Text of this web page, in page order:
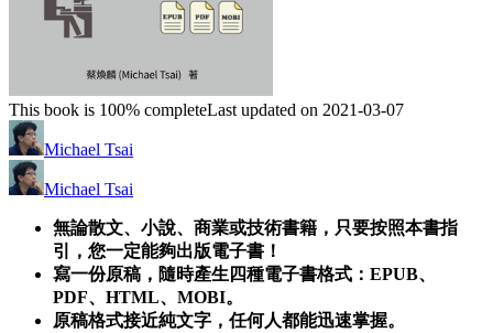
This book is 100% completeLast updated on 2021-03-07
Michael Tsai
Michael Tsai
無論散文、小說、商業或技術書籍，只要按照本書指
引，您一定能夠出版電子書！
寫一份原稿，隨時產生四種電子書格式：EPUB、
PDF、HTML、MOBI。
原稿格式接近純文字，任何人都能迅速掌握。